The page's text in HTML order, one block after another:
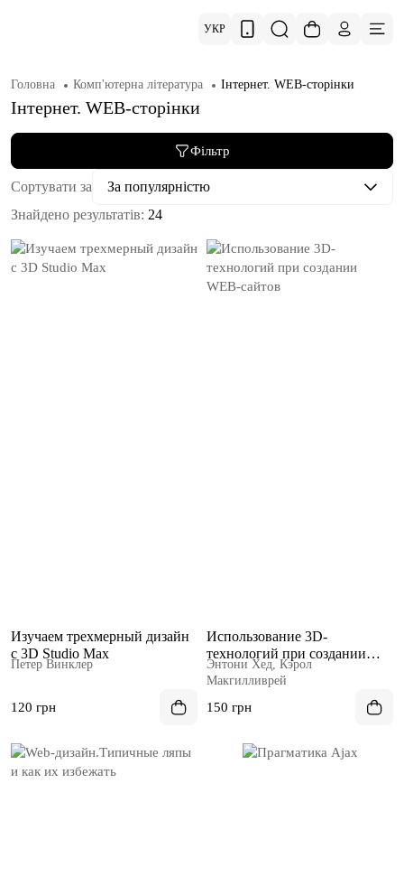
УКР
Головна Комп'ютерна література Інтернет. WEB-сторінки
Інтернет. WEB-сторінки
Знайдено результатів: 24
Сортувати за За популярністю
Фільтр
Изучаем трехмерный дизайн
с 3D Studio Max
Петер Винклер
120 грн
Использование 3D-
технологий при создании
WEB-сайтов
Энтони Хед, Кэрол
Макгилливрей
150 грн